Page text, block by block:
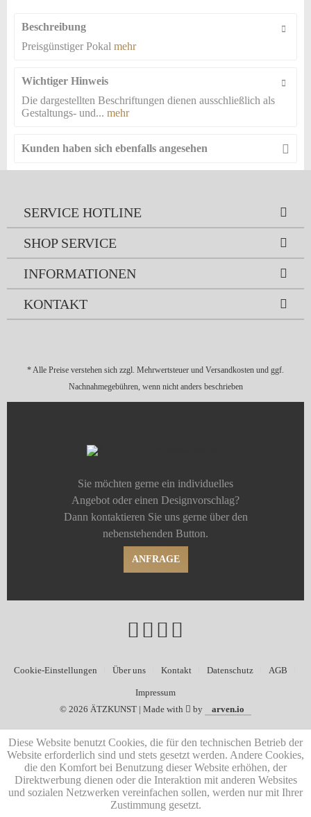
Beschreibung
Preisgünstiger Pokal mehr
Wichtiger Hinweis
Die dargestellten Beschriftungen dienen ausschließlich als
Gestaltungs- und... mehr
Kunden haben sich ebenfalls angesehen
SERVICE HOTLINE
SHOP SERVICE
INFORMATIONEN
KONTAKT
* Alle Preise verstehen sich zzgl. Mehrwertsteuer und Versandkosten und ggf.
Nachnahmegebühren, wenn nicht anders beschrieben
Sie möchten gerne ein individuelles
Angebot oder einen Designvorschlag?
Dann kontaktieren Sie uns gerne über den
nebenstehenden Button.
ANFRAGE
Cookie-Einstellungen Über uns Kontakt Datenschutz AGB
Impressum
© 2026 ÄTZKUNST | Made with by arven.io
Diese Website benutzt Cookies, die für den technischen Betrieb der
Website erforderlich sind und stets gesetzt werden. Andere Cookies,
die den Komfort bei Benutzung dieser Website erhöhen, der
Direktwerbung dienen oder die Interaktion mit anderen Websites
und sozialen Netzwerken vereinfachen sollen, werden nur mit Ihrer
Zustimmung gesetzt.